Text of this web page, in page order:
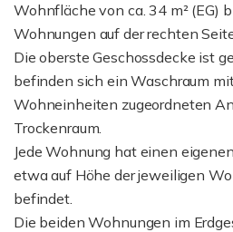
Wohnfläche von ca. 34 m² (EG)
Wohnungen auf der rechten
Die oberste Geschossdecke ist
befinden sich ein Waschraum
Wohneinheiten zugeordneten
Trockenraum.
Jede Wohnung hat einen
etwa auf Höhe der jeweiligen
befindet.
Die beiden Wohnungen im